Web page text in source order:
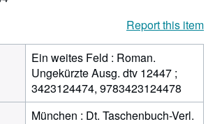
Report this item
Ein weites Feld : Roman.
Ungekürzte Ausg. dtv 12447 ;
3423124474, 9783423124478
München : Dt. Taschenbuch-Verl.